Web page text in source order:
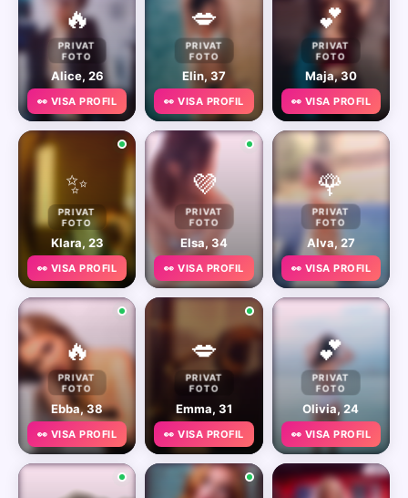
🔥
PRIVAT
FOTO
Alice, 26
👀 VISA PROFIL
💋
PRIVAT
FOTO
Elin, 37
👀 VISA PROFIL
💕
PRIVAT
FOTO
Maja, 30
👀 VISA PROFIL
✨
PRIVAT
FOTO
Klara, 23
👀 VISA PROFIL
💜
PRIVAT
FOTO
Elsa, 34
👀 VISA PROFIL
🌹
PRIVAT
FOTO
Alva, 27
👀 VISA PROFIL
🔥
PRIVAT
FOTO
Ebba, 38
👀 VISA PROFIL
💋
PRIVAT
FOTO
Emma, 31
👀 VISA PROFIL
💕
PRIVAT
FOTO
Olivia, 24
👀 VISA PROFIL